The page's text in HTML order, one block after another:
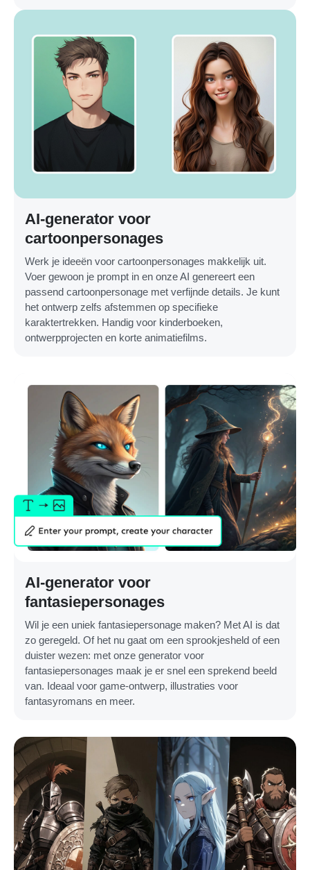
AI-generator voor
cartoonpersonages
Werk je ideeën voor cartoonpersonages makkelijk uit.
Voer gewoon je prompt in en onze AI genereert een
passend cartoonpersonage met verfijnde details. Je kunt
het ontwerp zelfs afstemmen op specifieke
karaktertrekken. Handig voor kinderboeken,
ontwerpprojecten en korte animatiefilms.
AI-generator voor
fantasiepersonages
Wil je een uniek fantasiepersonage maken? Met AI is dat
zo geregeld. Of het nu gaat om een sprookjesheld of een
duister wezen: met onze generator voor
fantasiepersonages maak je er snel een sprekend beeld
van. Ideaal voor game-ontwerp, illustraties voor
fantasyromans en meer.